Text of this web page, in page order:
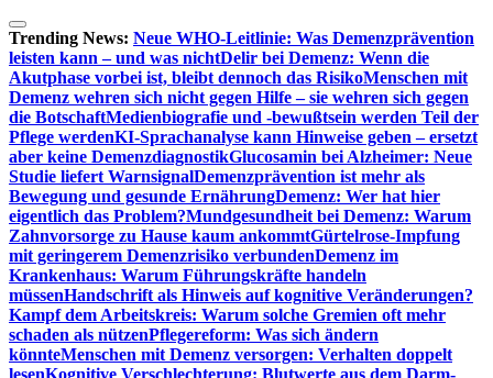
Zum
Inhalt
springen
Trending News: Neue WHO-Leitlinie: Was Demenzprävention
leisten kann – und was nichtDelir bei Demenz: Wenn die
Akutphase vorbei ist, bleibt dennoch das RisikoMenschen mit
Demenz wehren sich nicht gegen Hilfe – sie wehren sich gegen
die BotschaftMedienbiografie und -bewußtsein werden Teil der
Pflege werdenKI-Sprachanalyse kann Hinweise geben – ersetzt
aber keine DemenzdiagnostikGlucosamin bei Alzheimer: Neue
Studie liefert WarnsignalDemenzprävention ist mehr als
Bewegung und gesunde ErnährungDemenz: Wer hat hier
eigentlich das Problem?Mundgesundheit bei Demenz: Warum
Zahnvorsorge zu Hause kaum ankommtGürtelrose-Impfung
mit geringerem Demenzrisiko verbundenDemenz im
Krankenhaus: Warum Führungskräfte handeln
müssenHandschrift als Hinweis auf kognitive Veränderungen?
Kampf dem Arbeitskreis: Warum solche Gremien oft mehr
schaden als nützenPflegereform: Was sich ändern
könnteMenschen mit Demenz versorgen: Verhalten doppelt
lesenKognitive Verschlechterung: Blutwerte aus dem Darm-